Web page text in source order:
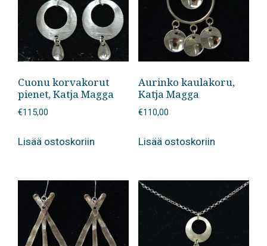
Cuonu korvakorut
pienet, Katja Magga
€115,00
Lisää ostoskoriin
Aurinko kaulakoru,
Katja Magga
€110,00
Lisää ostoskoriin